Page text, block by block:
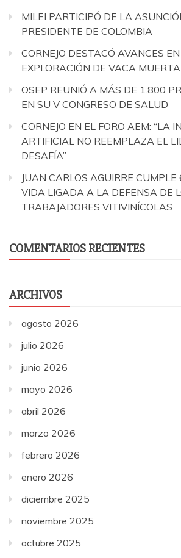
MILEI PARTICIPÓ DE LA
PRESIDENTE DE COLOMBIA
CORNEJO DESTACÓ AVANCES
EXPLORACIÓN DE VACA
OSEP REUNIÓ A MÁS DE 1.800
EN SU V CONGRESO DE SALUD
CORNEJO EN EL FORO AEM: “LA
ARTIFICIAL NO REEMPLAZA EL
DESAFÍA”
JUAN CARLOS AGUIRRE
VIDA LIGADA A LA DEFENSA DE
TRABAJADORES VITIVINÍCOLAS
COMENTARIOS RECIENTES
ARCHIVOS
agosto 2026
julio 2026
junio 2026
mayo 2026
abril 2026
marzo 2026
febrero 2026
enero 2026
diciembre 2025
noviembre 2025
octubre 2025